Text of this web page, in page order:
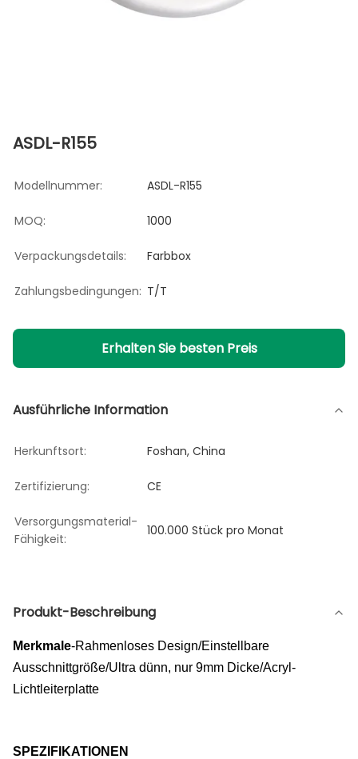
ASDL-R155
Modellnummer: ASDL-R155
MOQ: 1000
Verpackungsdetails: Farbbox
Zahlungsbedingungen: T/T
Erhalten Sie besten Preis
Ausführliche Information
Herkunftsort: Foshan, China
Zertifizierung: CE
Versorgungsmaterial-
Fähigkeit:
100.000 Stück pro Monat
Produkt-Beschreibung
Merkmale-Rahmenloses Design/Einstellbare
Ausschnittgröße/Ultra dünn, nur 9mm Dicke/Acryl-
Lichtleiterplatte
SPEZIFIKATIONEN